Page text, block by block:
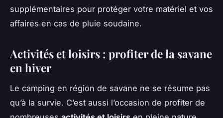
supplémentaires pour protéger votre matériel et vos
affaires en cas de pluie soudaine.
Activités et loisirs : profiter de la savane
en hiver
Le camping en région de savane ne se résume pas
qu’à la survie. C’est aussi l’occasion de profiter de